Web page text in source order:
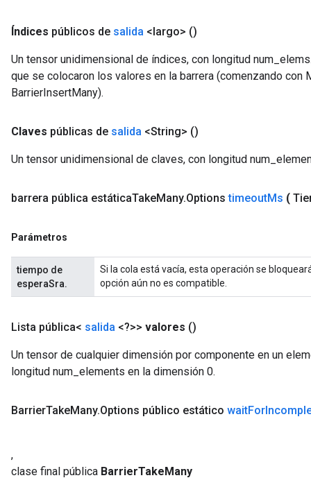
Índices públicos de salida <largo> ()
Un tensor unidimensional de índices, con longitud
que se colocaron los valores en la barrera (comenzando con
BarrierInsertMany).
Claves públicas de salida <String> ()
Un tensor unidimensional de claves, con longitud
barrera pública estáticaTakeMany.OptionstimeoutMs (
Parámetros
tiempo de
esperaSra.
Si la cola está vacía, esta operación se
opción aún no es compatible.
Lista pública< salida <?>> valores ()
Un tensor de cualquier dimensión por componente en un
longitud num_elements en la dimensión 0.
BarrierTakeMany.Options público estático waitFor
,
clase final pública BarrierTakeMany